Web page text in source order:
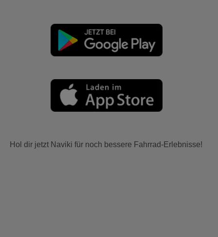
Hol dir jetzt Naviki für noch bessere Fahrrad-Erlebnisse!